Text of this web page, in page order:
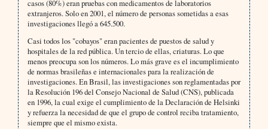
casos (80%) eran pruebas con medicamentos de laboratorios
extranjeros. Solo en 2001, el número de personas sometidas a esas
investigaciones llegó a 645.500.
Casi todos los "cobayos" eran pacientes de puestos de salud y
hospitales de la red pública. Un tercio de ellas, criaturas. Lo que
menos preocupa son los números. Lo más grave es el incumplimiento
de normas brasileñas e internacionales para la realización de
investigaciones. En Brasil, las investigaciones son reglamentadas por
la Resolución 196 del Consejo Nacional de Salud (CNS), publicada
en 1996, la cual exige el cumplimiento de la Declaración de Helsinki
y refuerza la necesidad de que el grupo de control reciba tratamiento,
siempre que el mismo exista.